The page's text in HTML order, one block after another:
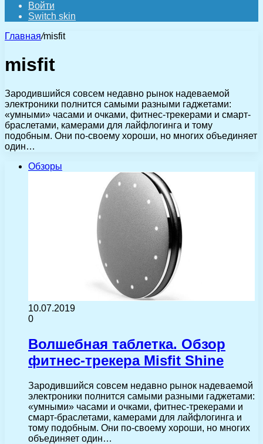
Войти
Switch skin
Главная/misfit
misfit
Зародившийся совсем недавно рынок надеваемой
электроники полнится самыми разными гаджетами:
«умными» часами и очками, фитнес-трекерами и смарт-
браслетами, камерами для лайфлогинга и тому
подобным. Они по-своему хороши, но многих объединяет
один…
Обзоры
10.07.2019
0
Волшебная таблетка. Обзор
фитнес-трекера Misfit Shine
Зародившийся совсем недавно рынок надеваемой
электроники полнится самыми разными гаджетами:
«умными» часами и очками, фитнес-трекерами и
смарт-браслетами, камерами для лайфлогинга и
тому подобным. Они по-своему хороши, но многих
объединяет один…